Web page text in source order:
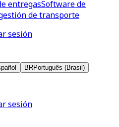
entregasSoftware de
de transporte
sesión
BRPortuguês (Brasil)
sesión